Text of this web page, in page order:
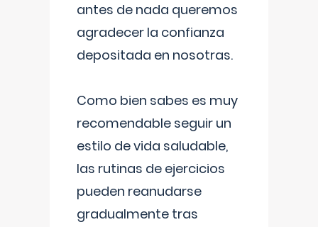
antes de nada queremos
agradecer la confianza
depositada en nosotras.
Como bien sabes es muy
recomendable seguir un
estilo de vida saludable,
las rutinas de ejercicios
pueden reanudarse
gradualmente tras